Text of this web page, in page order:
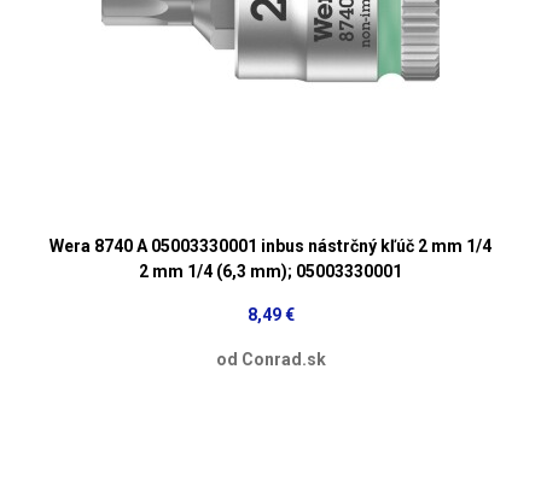
Wera 8740 A 05003330001 inbus nástrčný kľúč 2 mm 1/4
2 mm 1/4 (6,3 mm); 05003330001
8,49 €
od Conrad.sk